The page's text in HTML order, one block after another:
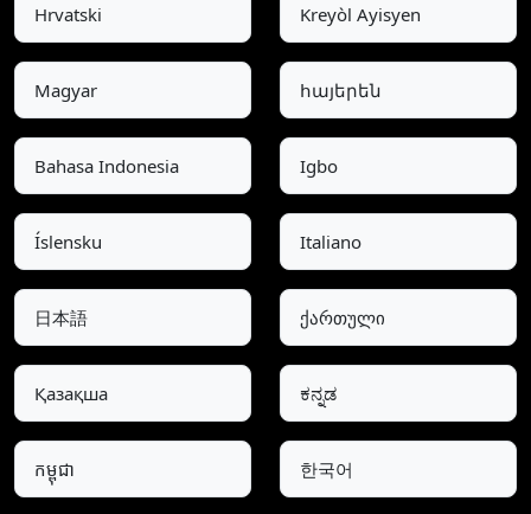
Hrvatski Kreyòl Ayisyen
Magyar հայերեն
Bahasa Indonesia Igbo
Íslensku Italiano
日本語 ქართული
Қазақша ಕನ್ನಡ
កម្ពុជា 한국어